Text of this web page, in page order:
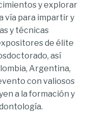
y explorar
vía para impartir y
y técnicas
de élite
así
Argentina,
con valiosos
a la formación y